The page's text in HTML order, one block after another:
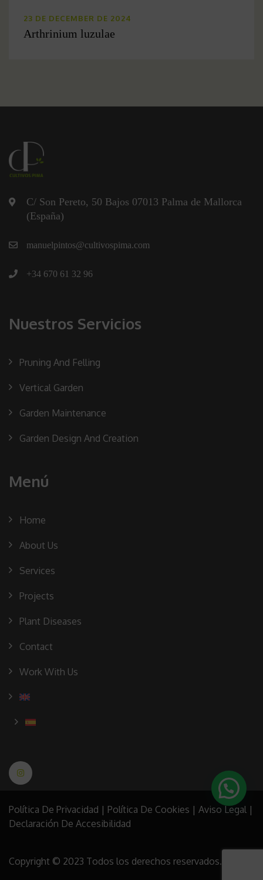
23 DE DECEMBER DE 2024
Arthrinium luzulae
C/ Son Pereto, 50 Bajos 07013 Palma de Mallorca
(España)
manuelpintos@cultivospima.com
+34 670 61 32 96
Nuestros Servicios
Pruning And Felling
Vertical Garden
Garden Maintenance
Garden Design And Creation
Menú
Home
About Us
Services
Projects
Plant Diseases
Contact
Work With Us
Política De Privacidad | Política De Cookies | Aviso Legal |
Declaración De Accesibilidad
Copyright © 2023 Todos los derechos reservados.